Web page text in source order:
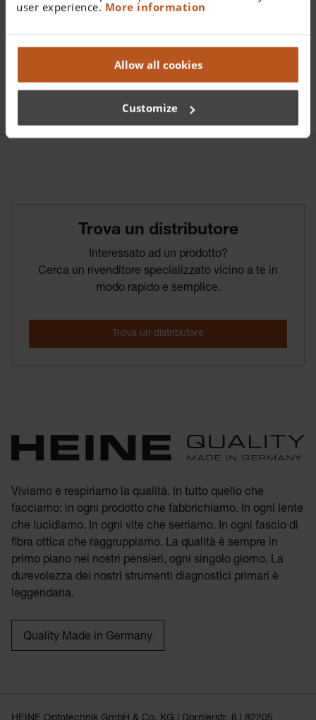
user experience. More information
Allow all cookies
Customize
Lampadina di ricambio XHL Xenon alogena 2,5 V per
Lampada per visita oftalmologica e AUTOFOC.
Trova­ un­ distributore
Interessato ad un prodotto?
Cerca un rivenditore specializzato vicino a te in
modo rapido e semplice.
Viviamo e respiriamo la qualità. In tutto quello che
facciamo: in ogni prodotto che fabbrichiamo. In ogni lente
che lucidiamo. In ogni vite che serriamo. In ogni fascio di
fibra ottica che raggruppiamo. La qualità è sempre in
primo piano nei nostri pensieri, ogni singolo giorno. La
durevolezza dei nostri strumenti diagnostici primari è
leggendaria.
Quality Made in Germany